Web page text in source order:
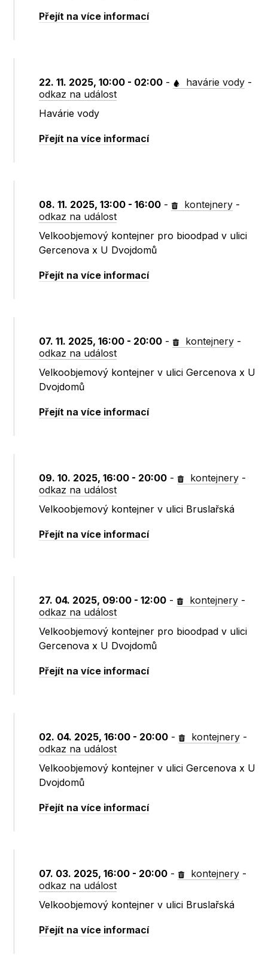
Přejít na více informací
22. 11. 2025, 10:00 - 02:00 - havárie vody -
odkaz na událost
Havárie vody
Přejít na více informací
08. 11. 2025, 13:00 - 16:00 - kontejnery -
odkaz na událost
Velkoobjemový kontejner pro bioodpad v ulici
Gercenova x U Dvojdomů
Přejít na více informací
07. 11. 2025, 16:00 - 20:00 - kontejnery -
odkaz na událost
Velkoobjemový kontejner v ulici Gercenova x U
Dvojdomů
Přejít na více informací
09. 10. 2025, 16:00 - 20:00 - kontejnery -
odkaz na událost
Velkoobjemový kontejner v ulici Bruslařská
Přejít na více informací
27. 04. 2025, 09:00 - 12:00 - kontejnery -
odkaz na událost
Velkoobjemový kontejner pro bioodpad v ulici
Gercenova x U Dvojdomů
Přejít na více informací
02. 04. 2025, 16:00 - 20:00 - kontejnery -
odkaz na událost
Velkoobjemový kontejner v ulici Gercenova x U
Dvojdomů
Přejít na více informací
07. 03. 2025, 16:00 - 20:00 - kontejnery -
odkaz na událost
Velkoobjemový kontejner v ulici Bruslařská
Přejít na více informací